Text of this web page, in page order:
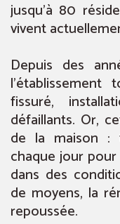
jusqu’à 80
vivent
Depuis des
fissuré,
défaillants. Or,
de la maison :
chaque jour pour
dans des
de moyens, la
repoussée.